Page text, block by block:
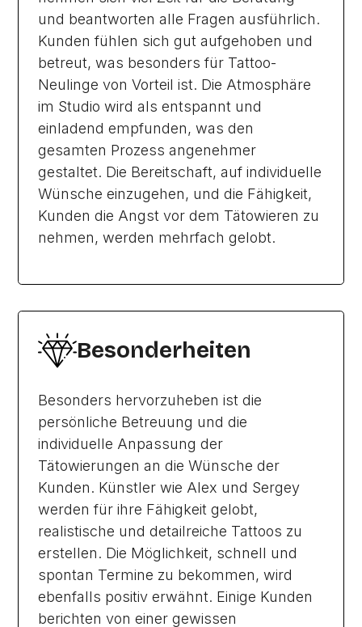
und beantworten alle Fragen ausführlich.
Kunden fühlen sich gut aufgehoben und
betreut, was besonders für Tattoo-
Neulinge von Vorteil ist. Die Atmosphäre
im Studio wird als entspannt und
einladend empfunden, was den
gesamten Prozess angenehmer
gestaltet. Die Bereitschaft, auf individuelle
Wünsche einzugehen, und die Fähigkeit,
Kunden die Angst vor dem Tätowieren zu
nehmen, werden mehrfach gelobt.
Besonderheiten
Besonders hervorzuheben ist die
persönliche Betreuung und die
individuelle Anpassung der
Tätowierungen an die Wünsche der
Kunden. Künstler wie Alex und Sergey
werden für ihre Fähigkeit gelobt,
realistische und detailreiche Tattoos zu
erstellen. Die Möglichkeit, schnell und
spontan Termine zu bekommen, wird
ebenfalls positiv erwähnt. Einige Kunden
berichten von einer gewissen